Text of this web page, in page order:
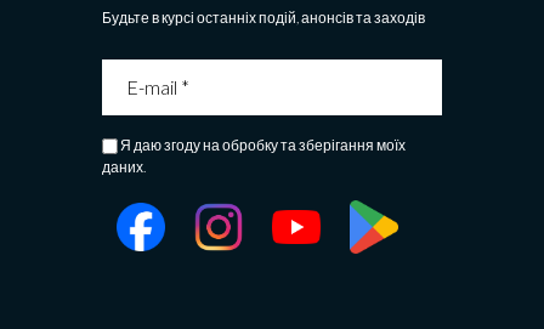
Будьте в курсі останніх подій, анонсів та заходів
Я даю згоду на обробку та зберігання моїх
даних.